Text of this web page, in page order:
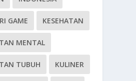
GAME KESEHATAN
MENTAL
TUBUH KULINER